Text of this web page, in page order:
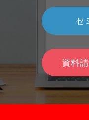
セ
資料